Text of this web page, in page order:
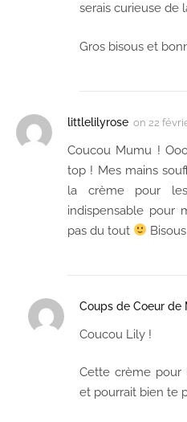
serais curieuse de
Gros bisous et
littlelilyrose on 22
Coucou Mumu !
top ! Mes mains
la crème pour
indispensable pour
pas du tout
Bisous
Coups de Coeur de
Coucou Lily !
Cette crème pour
et pourrait bien te